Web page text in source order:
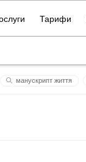
Тарифи
манускрипт життя